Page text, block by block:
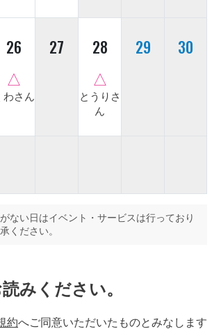
26
△
わさん
27
28
△
とうりさ
ん
29 30
ない日はイベント・サービスは行っており
ください。
みください。
約へご同意いただいたものとみなします